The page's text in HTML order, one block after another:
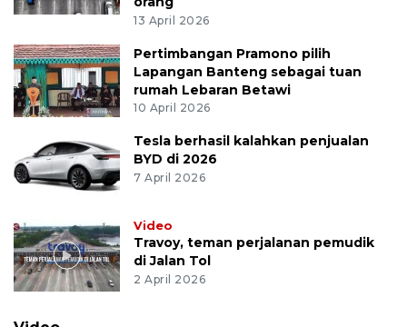
13 April 2026
Pertimbangan Pramono pilih
Lapangan Banteng sebagai tuan
rumah Lebaran Betawi
10 April 2026
Tesla berhasil kalahkan penjualan
BYD di 2026
7 April 2026
Video
Travoy, teman perjalanan pemudik
di Jalan Tol
2 April 2026